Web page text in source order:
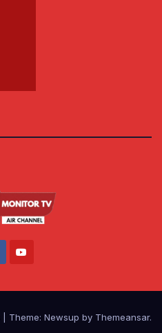
Theme: Newsup by Themeansar.